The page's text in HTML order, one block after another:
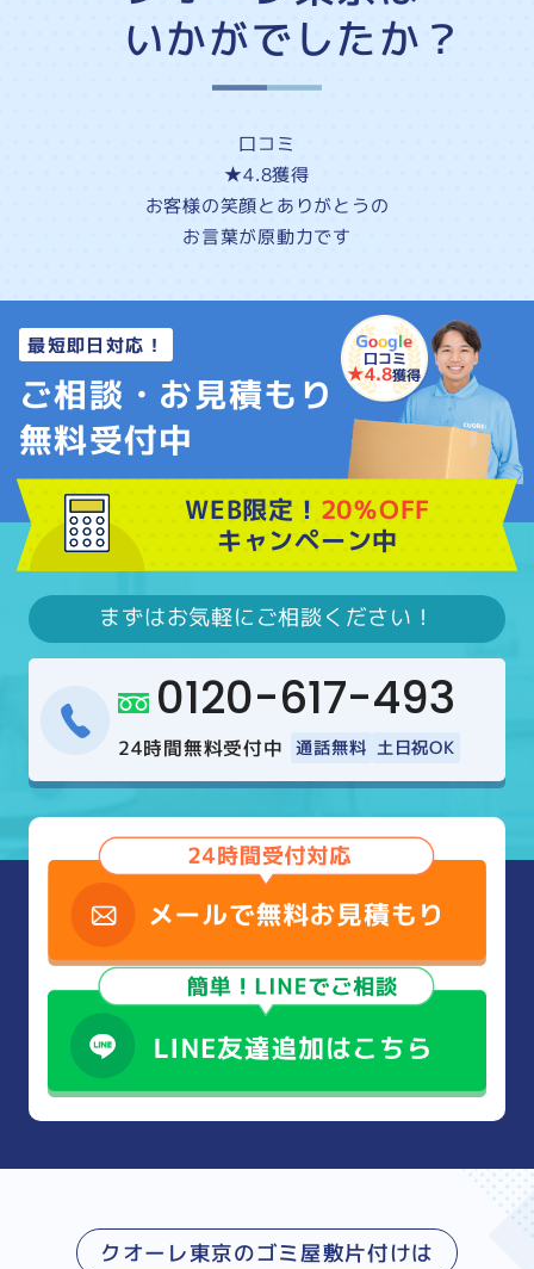
いかがでしたか？
口コミ
★4.8獲得
お客様の笑顔とありがとうの
お言葉が原動力です
最短即日対応！
ご相談・お見積もり
無料受付中
口コミ
★4.8獲得
WEB限定！ 20％OFF
キャンペーン中
まずはお気軽にご相談ください！
0120-617-493
24時間無料受付中 通話無料 土日祝OK
クオーレ東京のゴミ屋敷片付けは